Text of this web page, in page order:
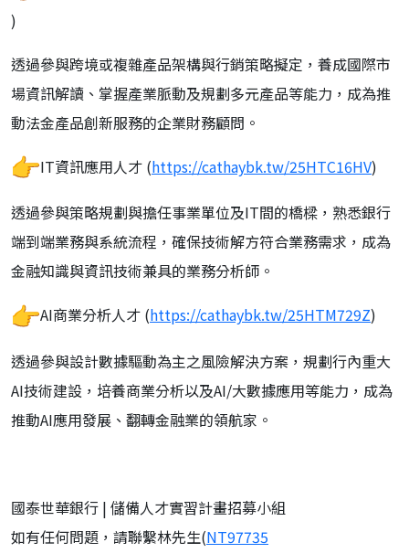
)
透過參與跨境或複雜產品架構與行銷策略擬定， 養成國際市
場資訊解讀、掌握產業脈動及規劃多元產品等能力， 成為推
動法金產品創新服務的企業財務顧問。
IT資訊應用人才 (https://cathaybk.tw/25HTC16HV)
透過參與策略規劃與擔任事業單位及IT間的橋樑， 熟悉銀行
端到端業務與系統流程，確保技術解方符合業務需求， 成為
金融知識與資訊技術兼具的業務分析師。
AI商業分析人才 (https://cathaybk.tw/25HTM729Z)
透過參與設計數據驅動為主之風險解決方案， 規劃行內重大
AI技術建設，培養商業分析以及AI/大數據應用等能力，成為
推動AI應用發展、翻轉金融業的領航家。
國泰世華銀行 | 儲備人才實習計畫招募小組
如有任何問題，請聯繫林先生(NT97735